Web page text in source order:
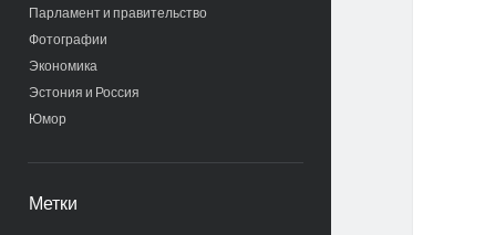
Парламент и правительство
Фотографии
Экономика
Эстония и Россия
Юмор
Метки